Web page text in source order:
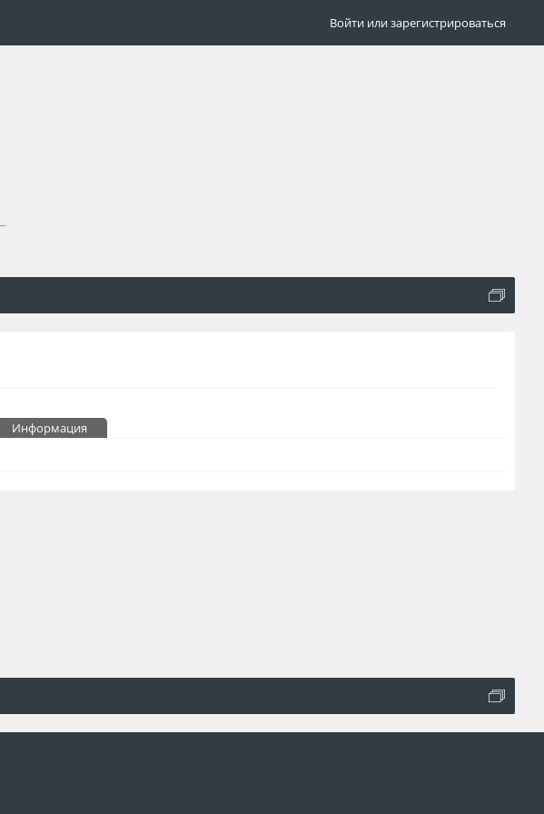
Информация
Войти или зарегистрироваться